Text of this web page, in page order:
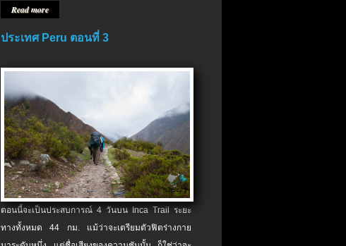
Read more
ประเทศ Peru ตอนที่ 3
ตอนนี้จะเป็นประสบการณ์ 4 วันบน Inca Trail ระยะ
ทางทั้งหมด 44 กม. แม้ว่าจะเตรียมตัวฟิตร่างกาย